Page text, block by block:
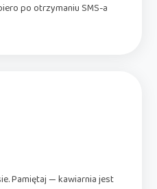
po otrzymaniu SMS-a
Pamiętaj — kawiarnia jest